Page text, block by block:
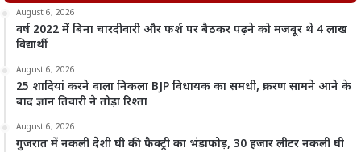
August 6, 2026
वर्ष 2022 में बिना चारदीवारी और फर्श पर बैठकर पढ़ने को मजबूर थे 4 लाख
विद्यार्थी
August 6, 2026
25 शादियां करने वाला निकला BJP विधायक का समधी, प्रकरण सामने आने के
बाद ज्ञान तिवारी ने तोड़ा रिश्ता
August 6, 2026
गुजरात में नकली देशी घी की फैक्ट्री का भंडाफोड़, 30 हजार लीटर नकली घी